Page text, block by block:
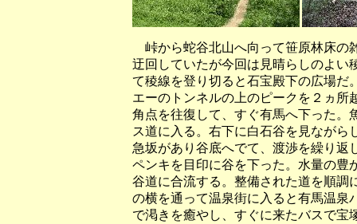
峠から蛇谷北山へ向って笹原林床の
迂回していたが今回は見晴らしのよい
て稜線を登り切ると石宝殿下の広場だ
エーのトンネルの上のピークを２ヵ所
角点を往復して、すぐ有馬へ下った。
ス道に入る。右下に白石谷を見なが
急坂があり谷底へでて、渡渉を繰り返
ペンキを目印に谷を下った。水量の豊
谷道に合流する。整備された道を順調
の横を通って温泉街に入ると有馬温泉
で渇きを癒やし、すぐに来たバスで宝